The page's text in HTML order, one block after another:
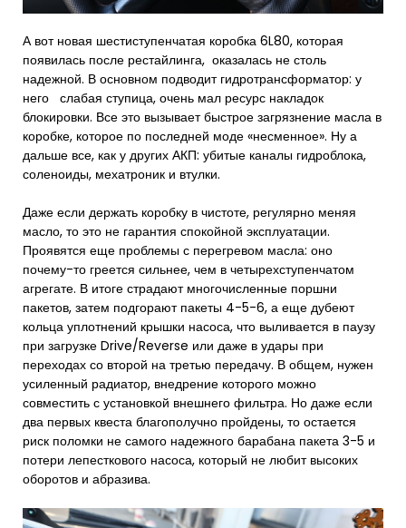
А вот новая шестиступенчатая коробка 6L80, которая
появилась после рестайлинга, оказалась не столь
надежной. В основном подводит гидротрансформатор: у
него слабая ступица, очень мал ресурс накладок
блокировки. Все это вызывает быстрое загрязнение масла в
коробке, которое по последней моде «несменное». Ну а
дальше все, как у других АКП: убитые каналы гидроблока,
соленоиды, мехатроник и втулки.
Даже если держать коробку в чистоте, регулярно меняя
масло, то это не гарантия спокойной эксплуатации.
Проявятся еще проблемы с перегревом масла: оно
почему-то греется сильнее, чем в четырехступенчатом
агрегате. В итоге страдают многочисленные поршни
пакетов, затем подгорают пакеты 4-5-6, а еще дубеют
кольца уплотнений крышки насоса, что выливается в паузу
при загрузке Drive/Reverse или даже в удары при
переходах со второй на третью передачу. В общем, нужен
усиленный радиатор, внедрение которого можно
совместить с установкой внешнего фильтра. Но даже если
два первых квеста благополучно пройдены, то остается
риск поломки не самого надежного барабана пакета 3-5 и
потери лепесткового насоса, который не любит высоких
оборотов и абразива.